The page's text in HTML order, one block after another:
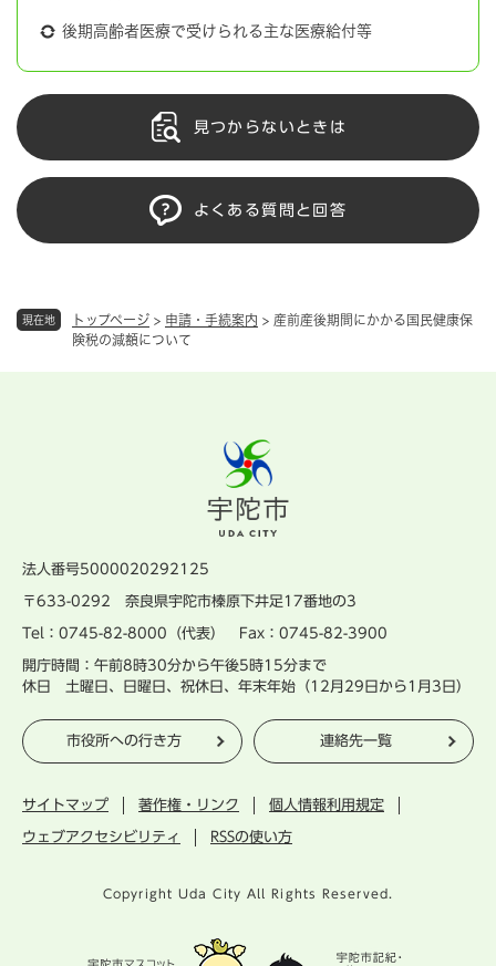
現在地 トップページ > 申請・手続案内 > 産前産後期間にかかる国民健康保
険税の減額について
後期高齢者医療で受けられる主な医療給付等
見つからないときは
よくある質問と回答
法人番号5000020292125
〒633-0292 奈良県宇陀市榛原下井足17番地の3
Tel：0745-82-8000（代表） Fax：0745-82-3900
開庁時間：午前8時30分から午後5時15分まで
休日 土曜日、日曜日、祝休日、年末年始（12月29日から1月3日）
市役所への行き方 連絡先一覧
サイトマップ 著作権・リンク 個人情報利用規定
ウェブアクセシビリティ RSSの使い方
Copyright Uda City All Rights Reserved.